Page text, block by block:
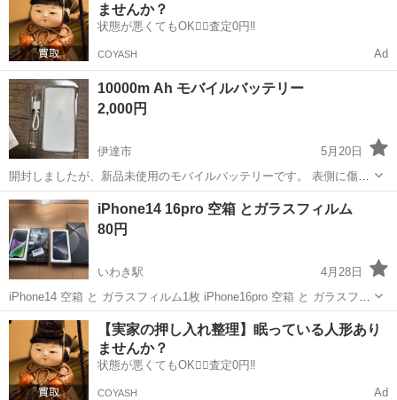
ませんか？
状態が悪くてもOK🙆‍♀️査定0円‼️
COYASH Ad
10000m Ah モバイルバッテリー
2,000円
伊達市
5月20日
開封しましたが、新品未使用のモバイルバッテリーです。 表側に傷あ
ります。
福島 伊達市 モバイルバッテリー
iPhone14 16pro 空箱 とガラスフィルム
80円
いわき駅
4月28日
iPhone14 空箱 と ガラスフィルム1枚 iPhone16pro 空箱 と ガラスフィ
ルム1枚 ガラスフィルムは携帯端末購入2024年9月の物で、2枚入りで1
枚未使用分です。 平日16時以降対応可能 土日休みですが...
福島 いわき市 いわき駅 その他 空箱
【実家の押し入れ整理】眠っている人形あり
ませんか？
状態が悪くてもOK🙆‍♀️査定0円‼️
COYASH Ad